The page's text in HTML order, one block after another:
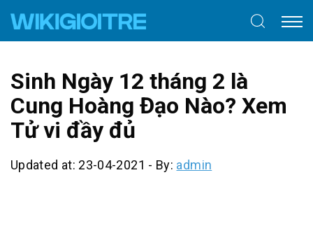
Sinh Ngày 12 tháng 2 là
Cung Hoàng Đạo Nào? Xem
Tử vi đầy đủ
Updated at: 23-04-2021 - By: admin